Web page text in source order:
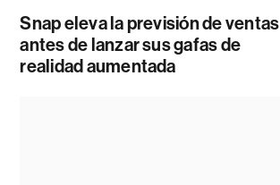
Snap eleva la previsión de ventas
antes de lanzar sus gafas de
realidad aumentada